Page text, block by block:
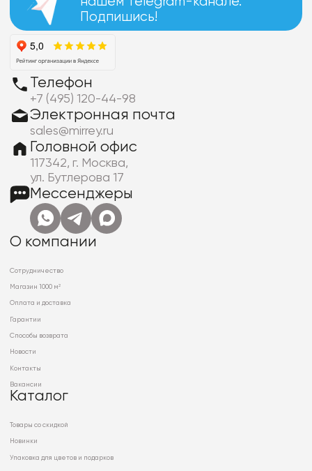
Подпишись!
Телефон
+7 (495) 120-44-98
Электронная почта
sales@mirrey.ru
Головной офис
117342, г. Москва,
ул. Бутлерова 17
Мессенджеры
О компании
Сотрудничество
Магазин 1000 м²
Оплата и доставка
Гарантии
Способы возврата
Новости
Контакты
Вакансии
Каталог
Товары со скидкой
Новинки
Упаковка для цветов и подарков